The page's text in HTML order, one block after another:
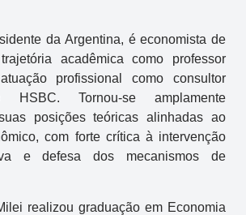
da Argentina, é economista de
acadêmica como professor
profissional como consultor
HSBC. Tornou-se amplamente
posições teóricas alinhadas ao
com forte crítica à intervenção
e defesa dos mecanismos de
realizou graduação em Economia